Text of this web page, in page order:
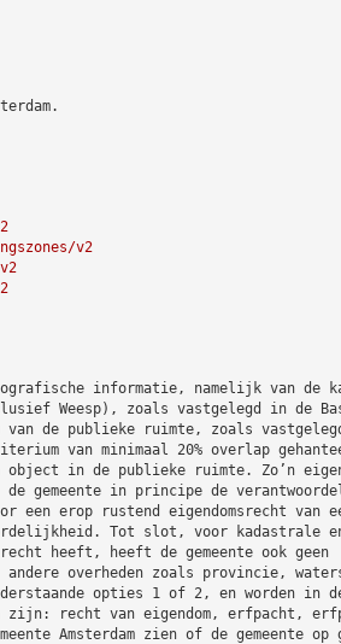
v2
informatie, namelijk van de
Weesp), zoals vastgelegd in de
van de publieke ruimte, zoals
van minimaal 20% overlap
in de publieke ruimte. Zo’n
gemeente in principe de
een erop rustend eigendomsrecht van
Tot slot, voor kadastrale en
heeft, heeft de gemeente ook geen
overheden zoals provincie,
opties 1 of 2, en worden in
zijn: recht van eigendom, erfpacht,
Amsterdam zien of de gemeente op